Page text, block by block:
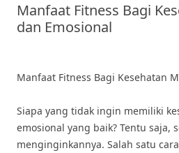
Manfaat Fitness Bagi
dan Emosional
Manfaat Fitness Bagi Kesehatan
Siapa yang tidak ingin memiliki
emosional yang baik? Tentu saja,
menginginkannya. Salah satu